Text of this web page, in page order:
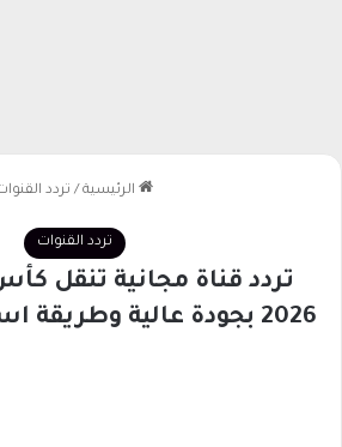
الرئيسية / تردد
تردد القنوات
تردد قناة مجانية تنقل
2026 بجودة عالية وطريقة استقباله بسهولة